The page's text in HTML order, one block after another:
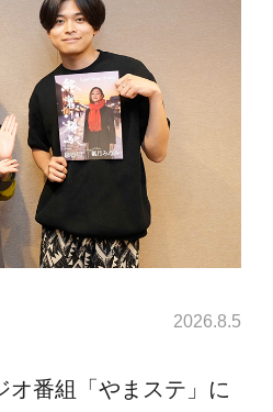
2026.8.5
オ番組「やまステ」に